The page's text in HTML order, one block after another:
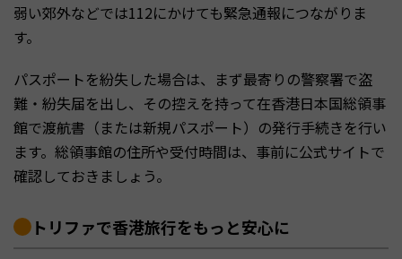
弱い郊外などでは112にかけても緊急通報につながりま
す。
パスポートを紛失した場合は、まず最寄りの警察署で盗
難・紛失届を出し、その控えを持って在香港日本国総領事
館で渡航書（または新規パスポート）の発行手続きを行い
ます。総領事館の住所や受付時間は、事前に公式サイトで
確認しておきましょう。
トリファで香港旅行をもっと安心に